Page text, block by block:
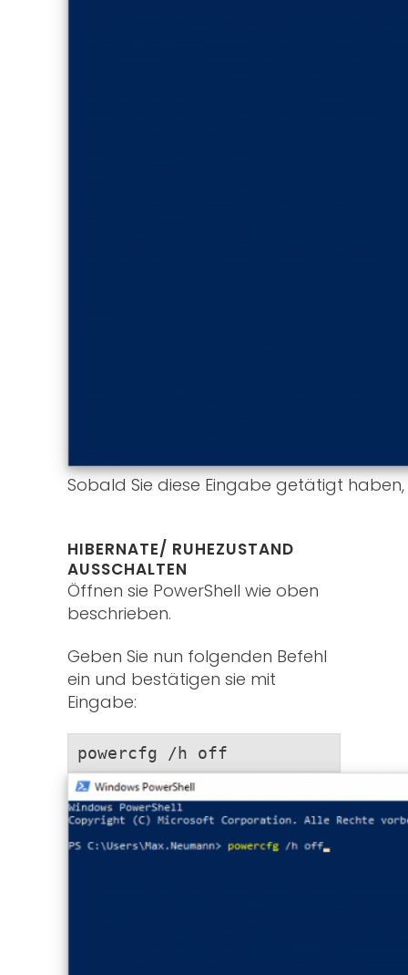
Sobald Sie diese Eingabe getätigt
HIBERNATE/ RUHEZUSTAND
AUSSCHALTEN
Öffnen sie PowerShell wie oben
beschrieben.
Geben Sie nun folgenden Befehl
ein und bestätigen sie mit
Eingabe:
powercfg /h off